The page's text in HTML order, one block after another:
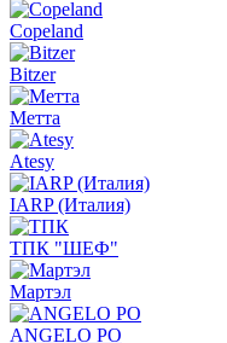
Copeland
Bitzer
Метта
Atesy
IARP (Италия)
ТПК "ШЕФ"
Мартэл
ANGELO PO